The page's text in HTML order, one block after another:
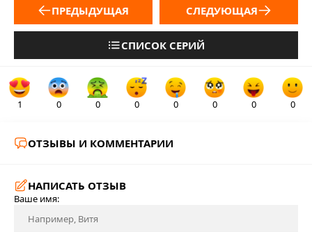
ПРЕДЫДУЩАЯ
СПИСОК СЕРИЙ
СЛЕДУЮЩАЯ
1 0 0 0 0 0 0 0
ОТЗЫВЫ И КОММЕНТАРИИ
НАПИСАТЬ ОТЗЫВ
Ваше имя: